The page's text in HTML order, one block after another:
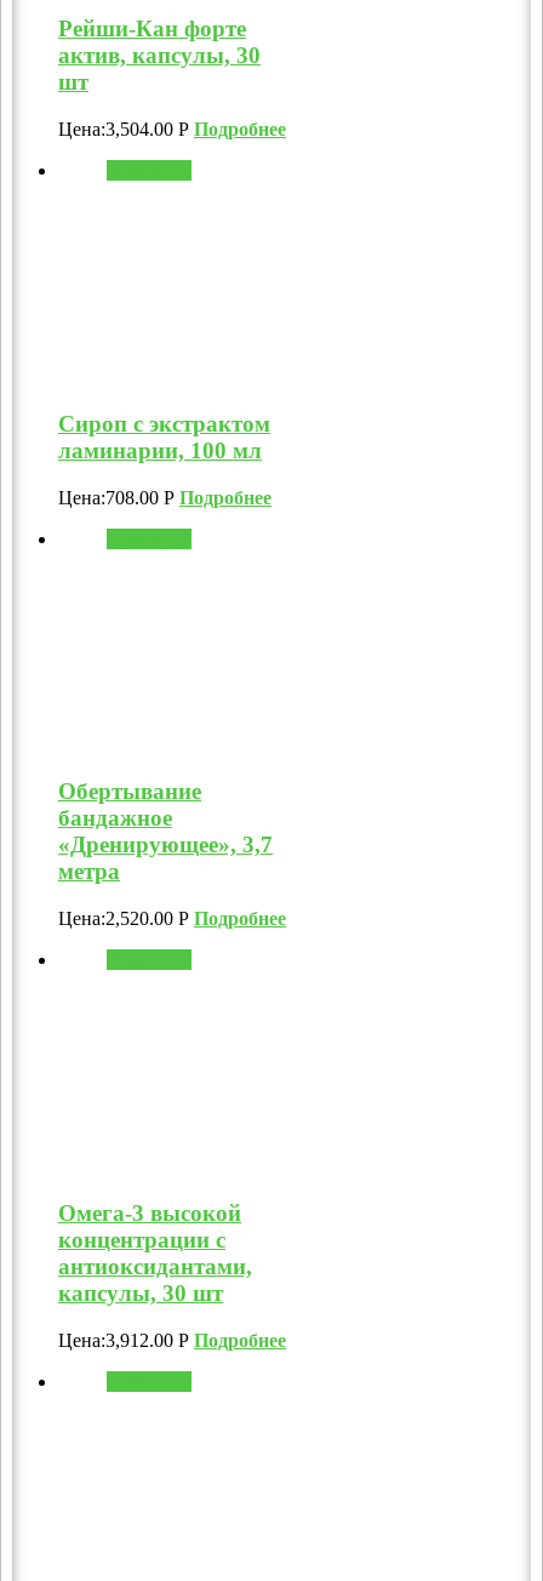
Рейши-Кан форте
актив, капсулы, 30
шт
Цена:3,504.00 Р Подробнее
Сироп с экстрактом
ламинарии, 100 мл
Цена:708.00 Р Подробнее
Обертывание
бандажное
«Дренирующее», 3,7
метра
Цена:2,520.00 Р Подробнее
Омега-3 высокой
концентрации с
антиоксидантами,
капсулы, 30 шт
Цена:3,912.00 Р Подробнее